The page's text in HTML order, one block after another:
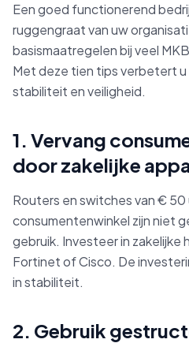
Een goed functionerend
ruggengraat van uw
basismaatregelen bij veel
Met deze tien tips verbetert
stabiliteit en veiligheid.
1. Vervang
door zakelijke
Routers en switches van € 50
consumentenwinkel zijn niet
gebruik. Investeer in zakelijke
Fortinet of Cisco. De
in stabiliteit.
2. Gebruik